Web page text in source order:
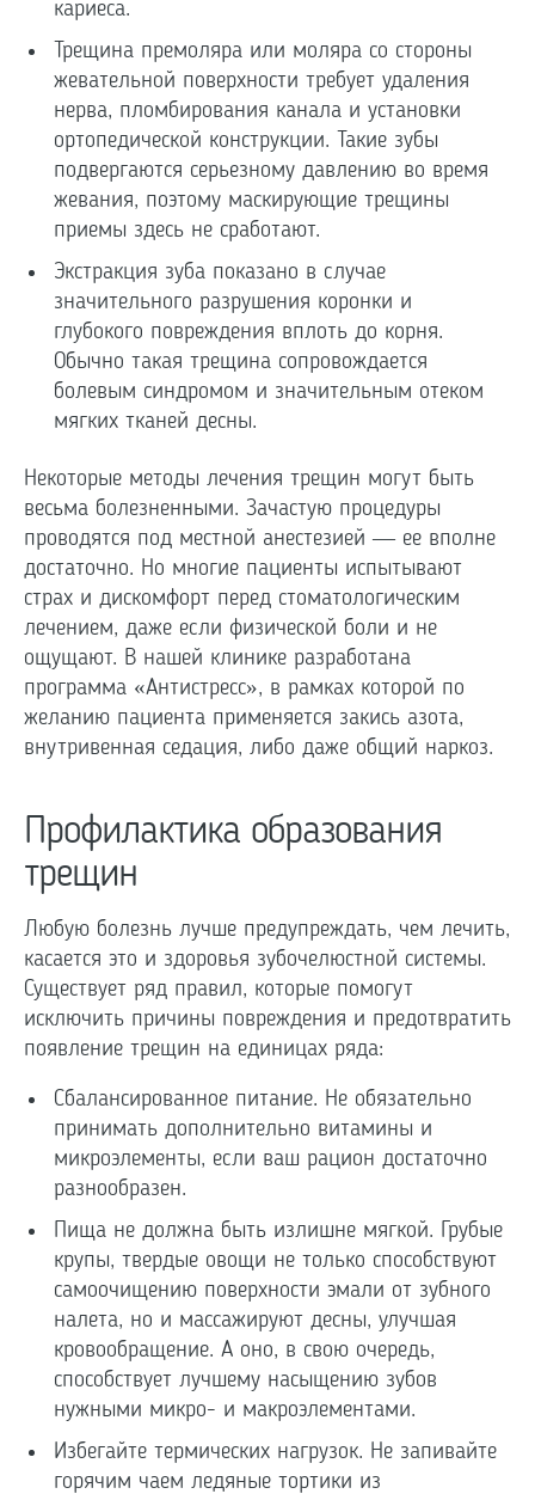
кариеса.
Трещина премоляра или моляра со стороны
жевательной поверхности требует удаления
нерва, пломбирования канала и установки
ортопедической конструкции. Такие зубы
подвергаются серьезному давлению во время
жевания, поэтому маскирующие трещины
приемы здесь не сработают.
Экстракция зуба показано в случае
значительного разрушения коронки и
глубокого повреждения вплоть до корня.
Обычно такая трещина сопровождается
болевым синдромом и значительным отеком
мягких тканей десны.
Некоторые методы лечения трещин могут быть
весьма болезненными. Зачастую процедуры
проводятся под местной анестезией — ее вполне
достаточно. Но многие пациенты испытывают
страх и дискомфорт перед стоматологическим
лечением, даже если физической боли и не
ощущают. В нашей клинике разработана
программа «Антистресс», в рамках которой по
желанию пациента применяется закись азота,
внутривенная седация, либо даже общий наркоз.
Профилактика образования
трещин
Любую болезнь лучше предупреждать, чем лечить,
касается это и здоровья зубочелюстной системы.
Существует ряд правил, которые помогут
исключить причины повреждения и предотвратить
появление трещин на единицах ряда:
Сбалансированное питание. Не обязательно
принимать дополнительно витамины и
микроэлементы, если ваш рацион достаточно
разнообразен.
Пища не должна быть излишне мягкой. Грубые
крупы, твердые овощи не только способствуют
самоочищению поверхности эмали от зубного
налета, но и массажируют десны, улучшая
кровообращение. А оно, в свою очередь,
способствует лучшему насыщению зубов
нужными микро- и макроэлементами.
Избегайте термических нагрузок. Не запивайте
горячим чаем ледяные тортики из